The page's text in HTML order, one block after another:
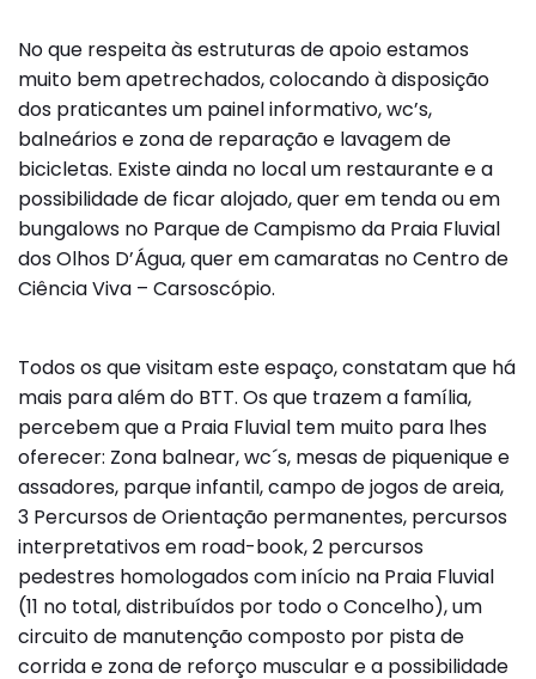
No que respeita às estruturas de apoio estamos
muito bem apetrechados, colocando à disposição
dos praticantes um painel informativo, wc’s,
balneários e zona de reparação e lavagem de
bicicletas. Existe ainda no local um restaurante e a
possibilidade de ficar alojado, quer em tenda ou em
bungalows no Parque de Campismo da Praia Fluvial
dos Olhos D’Água, quer em camaratas no Centro de
Ciência Viva – Carsoscópio.
Todos os que visitam este espaço, constatam que há
mais para além do BTT. Os que trazem a família,
percebem que a Praia Fluvial tem muito para lhes
oferecer: Zona balnear, wc´s, mesas de piquenique e
assadores, parque infantil, campo de jogos de areia,
3 Percursos de Orientação permanentes, percursos
interpretativos em road-book, 2 percursos
pedestres homologados com início na Praia Fluvial
(11 no total, distribuídos por todo o Concelho), um
circuito de manutenção composto por pista de
corrida e zona de reforço muscular e a possibilidade